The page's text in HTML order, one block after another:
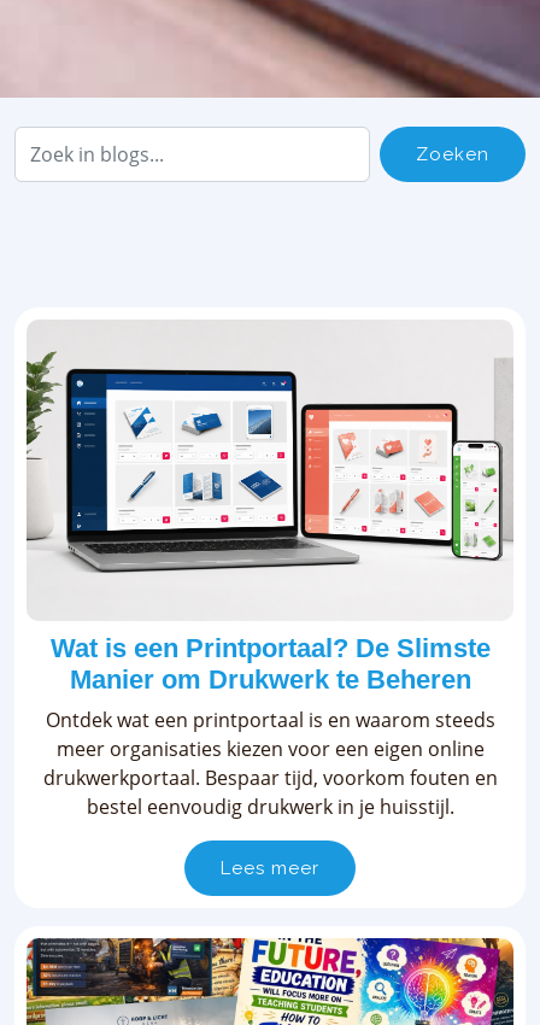
Zoeken
Wat is een Printportaal? De Slimste
Manier om Drukwerk te Beheren
Ontdek wat een printportaal is en waarom steeds
meer organisaties kiezen voor een eigen online
drukwerkportaal. Bespaar tijd, voorkom fouten en
bestel eenvoudig drukwerk in je huisstijl.
Lees meer